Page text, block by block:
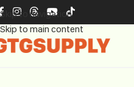
Skip to navigation
Skip to main content